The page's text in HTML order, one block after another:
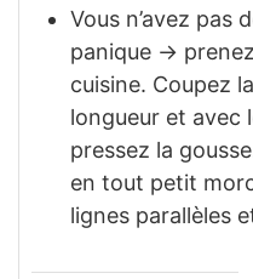
Vous n’avez pas
panique →
cuisine. Coupez
longueur et avec
pressez la
en tout petit
lignes parallèles